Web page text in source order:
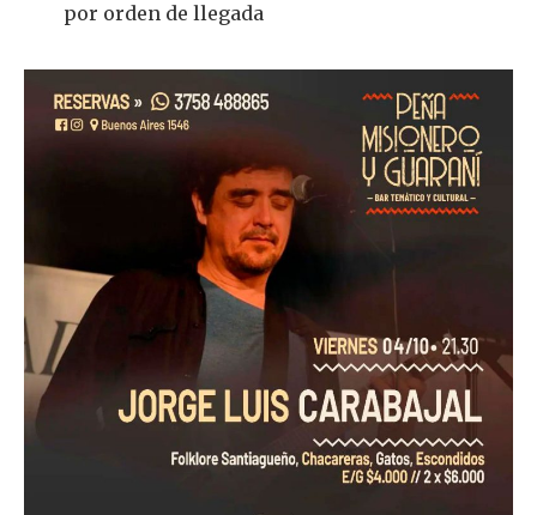
por orden de llegada